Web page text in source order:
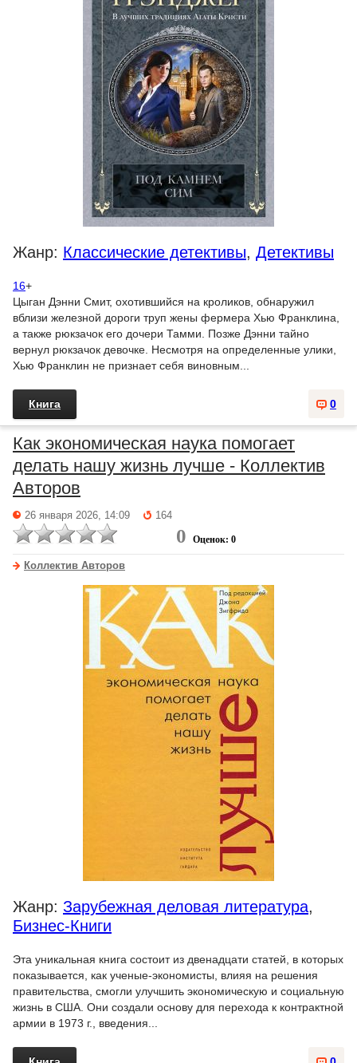
Жанр: Классические детективы, Детективы
16+
Цыган Дэнни Смит, охотившийся на кроликов, обнаружил
вблизи железной дороги труп жены фермера Хью Франклина,
а также рюкзачок его дочери Тамми. Позже Дэнни тайно
вернул рюкзачок девочке. Несмотря на определенные улики,
Хью Франклин не признает себя виновным...
0
Книга
Как экономическая наука помогает
делать нашу жизнь лучше - Коллектив
Авторов
26 января 2026, 14:09 164
0 Оценок: 0
Коллектив Авторов
Жанр: Зарубежная деловая литература,
Бизнес-Книги
Эта уникальная книга состоит из двенадцати статей, в которых
показывается, как ученые-экономисты, влияя на решения
правительства, смогли улучшить экономическую и социальную
жизнь в США. Они создали основу для перехода к контрактной
армии в 1973 г., введения...